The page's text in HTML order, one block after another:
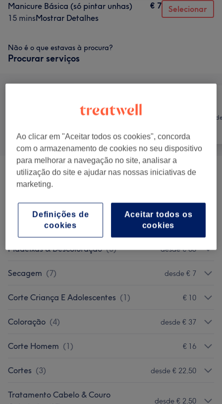
Manicure Básica (só pintar unhas)
15 minsMostrar Detalhes
€ 7 Selecionar
Não é o que estavas à procura?
Procurar serviços
Cabeleireiro e
Cabeleireiro
Tratamento
Penteado ( 1) € 1
Alisamento (2)
)
Madeixas & Descoloração (3) desde € 65
Secagem (7) desde € 7
Corte Criança E Adolescentes (1) € 10
Coloração (4) desde € 37
Corte Homem (1) € 16
Cortes (3) desde € 22,50
Tratamento Cabelo & Couro
desde € 2,50
Ao clicar em "Aceitar todos os cookies", concorda
com o armazenamento de cookies no seu dispositivo
para melhorar a navegação no site, analisar a
utilização do site e ajudar nas nossas iniciativas de
marketing.
Aceitar todos os
cookies
Definições de
cookies